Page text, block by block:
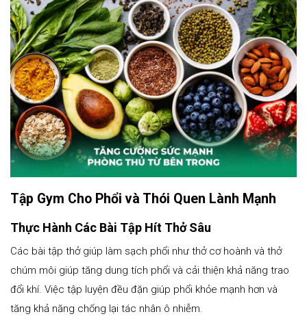
Tập Gym Cho Phổi và Thói Quen Lành Mạnh
Thực Hành Các Bài Tập Hít Thở Sâu
Các bài tập thở giúp làm sạch phổi như thở cơ hoành và thở
chúm môi giúp tăng dung tích phổi và cải thiện khả năng trao
đổi khí. Việc tập luyện đều đặn giúp phổi khỏe mạnh hơn và
tăng khả năng chống lại tác nhân ô nhiễm.